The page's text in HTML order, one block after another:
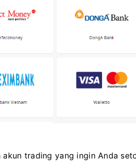
akun trading yang ingin Anda